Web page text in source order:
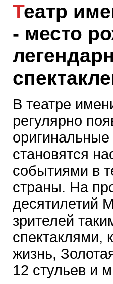
Театр имени Моссовета
- место
В театре
регулярно
оригинальные
становятся
событиями в
страны. На
десятилетий
зрителей
спектаклями,
жизнь,
12 стульев и